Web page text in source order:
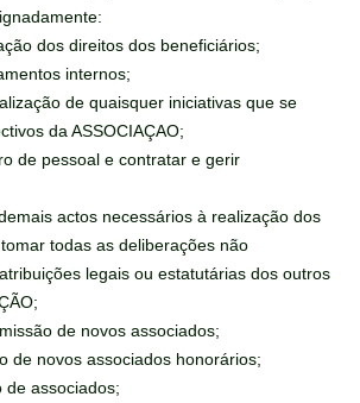
dos direitos dos beneficiários;
internos;
de quaisquer iniciativas que se
da ASSOCIAÇAO;
de pessoal e contratar e gerir
actos necessários à realização dos
todas as deliberações não
legais ou estatutárias dos outros
de novos associados;
de novos associados honorários;
de associados;